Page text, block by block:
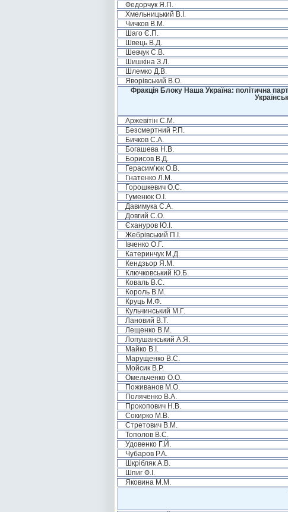
Федорчук Я.П.
Хмельницький В.І.
Чичков В.М.
Шаго Є.П.
Швець В.Д.
Шевчук С.В.
Шишкіна З.Л.
Шлемко Д.В.
Яворівський В.О.
Фракція Блоку Наша Україна: політична
Аржевітін С.М.
Безсмертний Р.П.
Бичков С.А.
Богашева Н.В.
Борисов В.Д.
Герасим’юк О.В.
Гнатенко Л.М.
Горошкевич О.С.
Гуменюк О.І.
Давимука С.А.
Довгий С.О.
Єхануров Ю.І.
Жебрівський П.І.
Івченко О.Г.
Катеринчук М.Д.
Кендзьор Я.М.
Ключковський Ю.Б.
Коваль В.С.
Король В.М.
Круць М.Ф.
Кульчинський М.Г.
Лановий В.Т.
Лещенко В.М.
Лопушанський А.Я.
Майко В.І.
Марущенко В.С.
Мойсик В.Р.
Омельченко О.О.
Поживанов М.О.
Поляченко В.А.
Прокопович Н.В.
Сокирко М.В.
Стретович В.М.
Тополов В.С.
Удовенко Г.Й.
Чубаров Р.А.
Шкрібляк А.В.
Шпиг Ф.І.
Яковина М.М.